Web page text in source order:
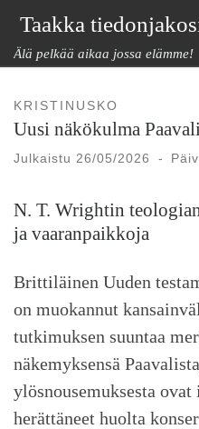
Skip to content
Taakka
Älä pelkää aikaa jossa elämme!
KRISTINUSKO
Uusi näkökulma
Julkaistu 26/05/2026 -
N. T. Wrightin
ja vaaranpaikkoja
Brittiläinen Uuden
on muokannut
tutkimuksen suuntaa
näkemyksensä
ylösnousemuksesta
herättäneet huolta